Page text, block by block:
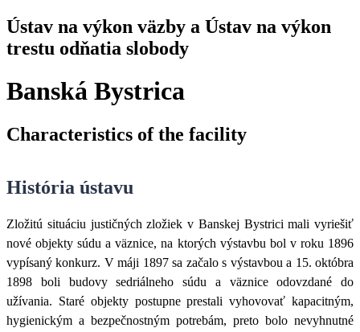
Ústav na výkon väzby a Ústav na výkon
trestu odňatia slobody
Banská Bystrica
Characteristics of the facility
História ústavu
Zložitú situáciu justičných zložiek v Banskej Bystrici mali vyriešiť
nové objekty súdu a väznice, na ktorých výstavbu bol v roku 1896
vypísaný konkurz. V máji 1897 sa začalo s výstavbou a 15. októbra
1898 boli budovy sedriálneho súdu a väznice odovzdané do
užívania. Staré objekty postupne prestali vyhovovať kapacitným,
hygienickým a bezpečnostným potrebám, preto bolo nevyhnutné